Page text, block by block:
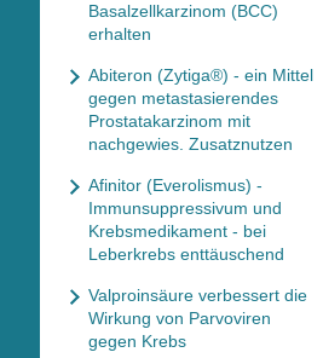
Basalzellkarzinom (BCC)
erhalten
Abiteron (Zytiga®) - ein Mittel
gegen metastasierendes
Prostatakarzinom mit
nachgewies. Zusatznutzen
Afinitor (Everolismus) -
Immunsuppressivum und
Krebsmedikament - bei
Leberkrebs enttäuschend
Valproinsäure verbessert die
Wirkung von Parvoviren
gegen Krebs